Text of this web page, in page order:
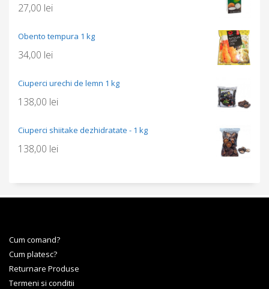
27,00 lei
Obento tempura 1 kg
34,00 lei
Ciuperci urechi de lemn 1 kg
138,00 lei
Ciuperci shiitake dezhidratate - 1 kg
138,00 lei
Cum comand?
Cum platesc?
Returnare Produse
Termeni si conditii